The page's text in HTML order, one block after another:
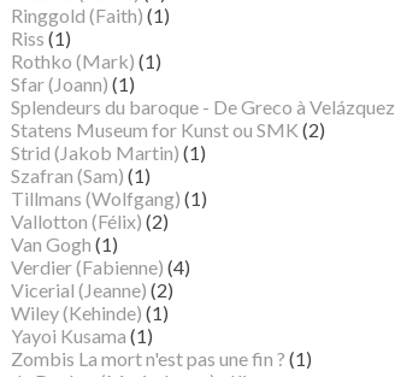
Ringgold (Faith) (1)
Riss (1)
Rothko (Mark) (1)
Sfar (Joann) (1)
Splendeurs du baroque - De Greco à Velázquez
Statens Museum for Kunst ou SMK (2)
Strid (Jakob Martin) (1)
Szafran (Sam) (1)
Tillmans (Wolfgang) (1)
Vallotton (Félix) (2)
Van Gogh (1)
Verdier (Fabienne) (4)
Vicerial (Jeanne) (2)
Wiley (Kehinde) (1)
Yayoi Kusama (1)
Zombis La mort n'est pas une fin ? (1)